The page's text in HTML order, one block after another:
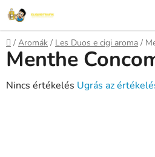
Ugrás
fő
tartalomhoz
Kezdőlap
/ Aromák / Les Duos e cigi aroma /
Menthe
A
Nincs értékelés Ugrás az